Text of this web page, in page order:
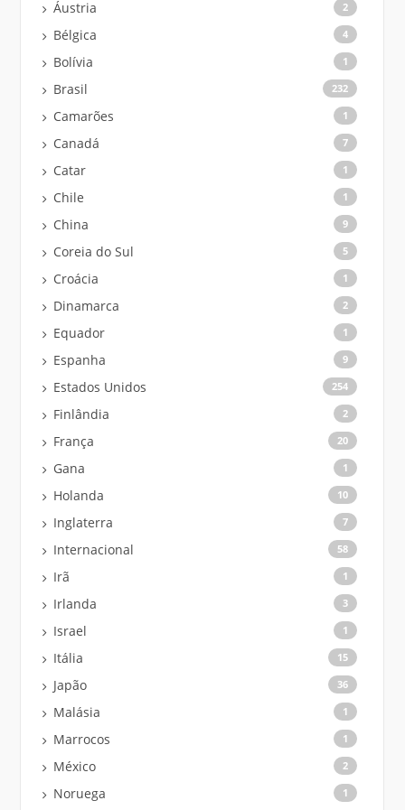
Áustria 2
Bélgica 4
Bolívia 1
Brasil 232
Camarões 1
Canadá 7
Catar 1
Chile 1
China 9
Coreia do Sul 5
Croácia 1
Dinamarca 2
Equador 1
Espanha 9
Estados Unidos 254
Finlândia 2
França 20
Gana 1
Holanda 10
Inglaterra 7
Internacional 58
Irã 1
Irlanda 3
Israel 1
Itália 15
Japão 36
Malásia 1
Marrocos 1
México 2
Noruega 1